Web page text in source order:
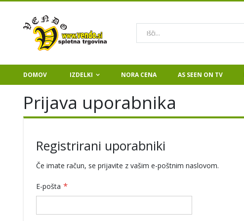
Iskanje
DOMOV IZDELKI NORA CENA AS SEEN ON TV
Prijava uporabnika
Registrirani uporabniki
Če imate račun, se prijavite z vašim e-poštnim naslovom.
E-pošta